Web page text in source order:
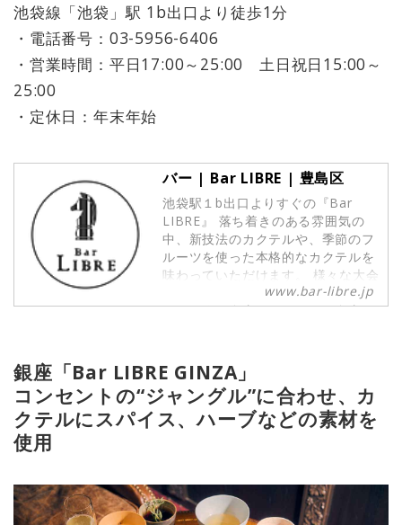
池袋線「池袋」駅 1b出口より徒歩1分
・電話番号：03-5956-6406
・営業時間：平日17:00～25:00 土日祝日15:00～
25:00
・定休日：年末年始
バー | Bar LIBRE | 豊島区
池袋駅１b出口よりすぐの『Bar
LIBRE』 ​落ち着きのある雰囲気の
中、新技法のカクテルや、季節のフ
ルーツを使った本格的なカクテルを
味わっていただけます。 様々な大会
で受賞歴のあるバーテンダー・ソム
リエが作る​自由なカクテルを自由に
www.bar-libre.jp
銀座「Bar LIBRE GINZA」
コンセントの“ジャングル”に合わせ、カ
クテルにスパイス、ハーブなどの素材を
使用